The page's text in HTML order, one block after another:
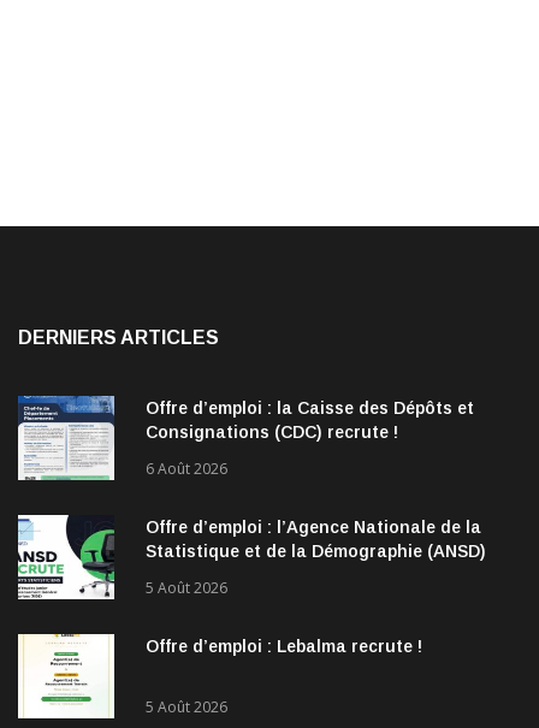
DERNIERS ARTICLES
Offre d’emploi : la Caisse des Dépôts et
Consignations (CDC) recrute !
6 Août 2026
Offre d’emploi : l’Agence Nationale de la
Statistique et de la Démographie (ANSD)
5 Août 2026
Offre d’emploi : Lebalma recrute !
5 Août 2026